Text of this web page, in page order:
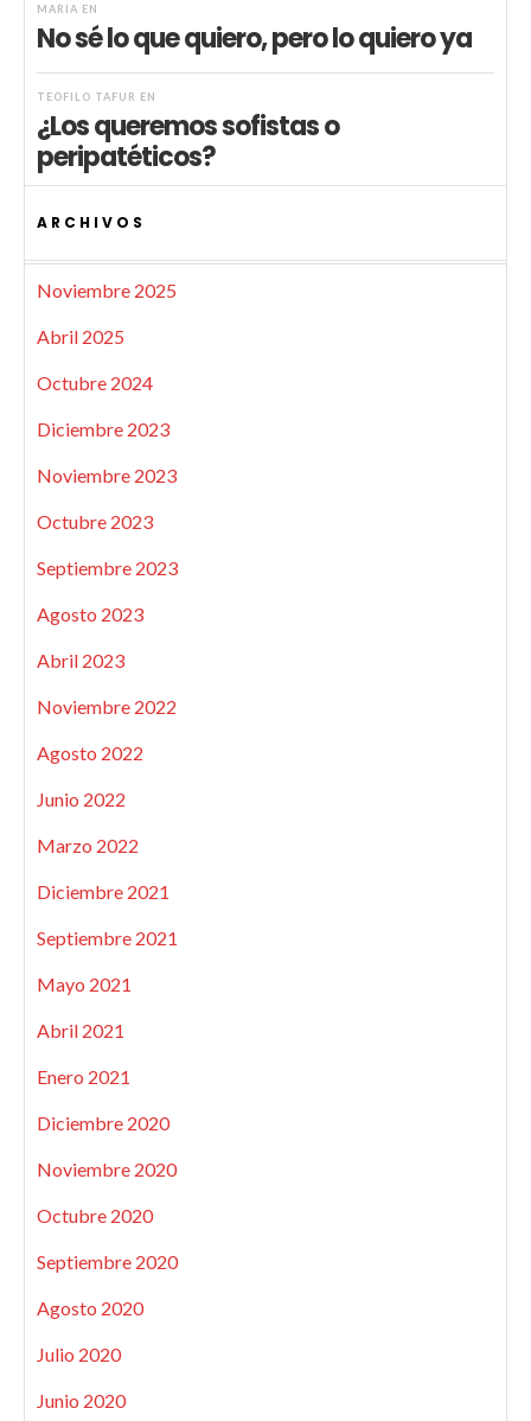
MARIA EN
No sé lo que quiero, pero lo quiero ya
TEÓFILO TAFUR EN
¿Los queremos sofistas o
peripatéticos?
ARCHIVOS
Noviembre 2025
Abril 2025
Octubre 2024
Diciembre 2023
Noviembre 2023
Octubre 2023
Septiembre 2023
Agosto 2023
Abril 2023
Noviembre 2022
Agosto 2022
Junio 2022
Marzo 2022
Diciembre 2021
Septiembre 2021
Mayo 2021
Abril 2021
Enero 2021
Diciembre 2020
Noviembre 2020
Octubre 2020
Septiembre 2020
Agosto 2020
Julio 2020
Junio 2020